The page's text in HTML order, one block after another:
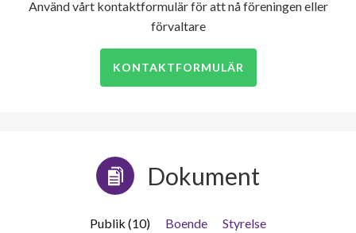
Använd vårt kontaktformulär för att nå föreningen eller
förvaltare
KONTAKTFORMULÄR
Dokument
Publik (10) Boende
Styrelse